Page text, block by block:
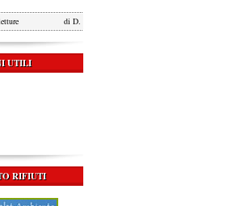
di D.
UTILI
RIFIUTI